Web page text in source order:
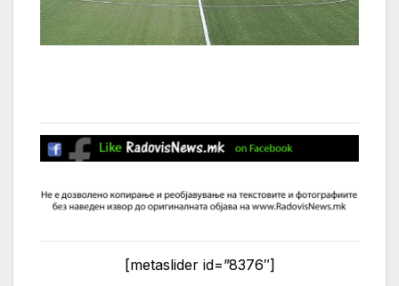
[metaslider id=”8376″]